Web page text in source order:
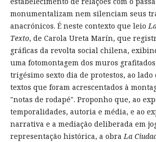
monumentalizam nem silenciam seus
anacrónicos. É neste contexto que leio
Texto, de Carola Ureta Marín, que
gráficas da revolta social chilena,
uma fotomontagem dos muros
trigésimo sexto dia de protestos, ao
textos que foram acrescentados à
"notas de rodapé". Proponho que, ao
temporalidades, autoria e média, e ao
narrativa e a mediação deliberada em
representação histórica, a obraLa